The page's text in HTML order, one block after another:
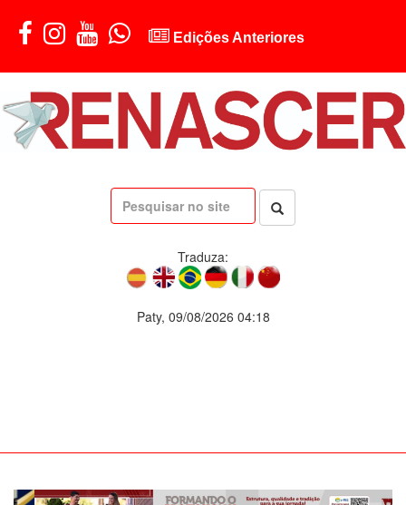
Edições Anteriores
Traduza:
Paty, 09/08/2026 04:18